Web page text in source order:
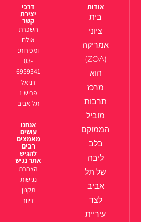
אודות
בית
ציוני
אמריקה
(ZOA)
הוא
מרכז
תרבות
מוביל
הממוקם
בלב
ליבה
של תל
אביב
לצד
עיריית
דרכי
יצירת
קשר
השכרת
אולם
ומכירות:
03-
6959341
דניאל
פריש 1
תל אביב
אנחנו
עושים
מאמצים
רבים
להגיש
אתר נגיש
הצהרת
נגישות
תקנון
דיוור